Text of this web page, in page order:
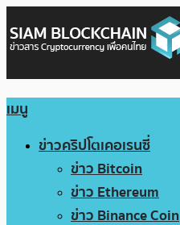
เมนู
ข่าวคริปโตเคอเรนซี่
ข่าว Bitcoin
ข่าว Ethereum
ข่าว Binance Coin